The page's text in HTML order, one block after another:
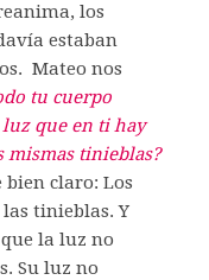
los
estaban
Mateo nos
tu cuerpo
que en ti hay
mismas tinieblas?
bien claro: Los
las tinieblas. Y
la luz no
Su luz no